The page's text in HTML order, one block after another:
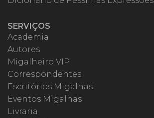
SERVIÇOS
Academia
Autores
Migalheiro VIP
Correspondentes
Escritórios Migalhas
Eventos Migalhas
Livraria